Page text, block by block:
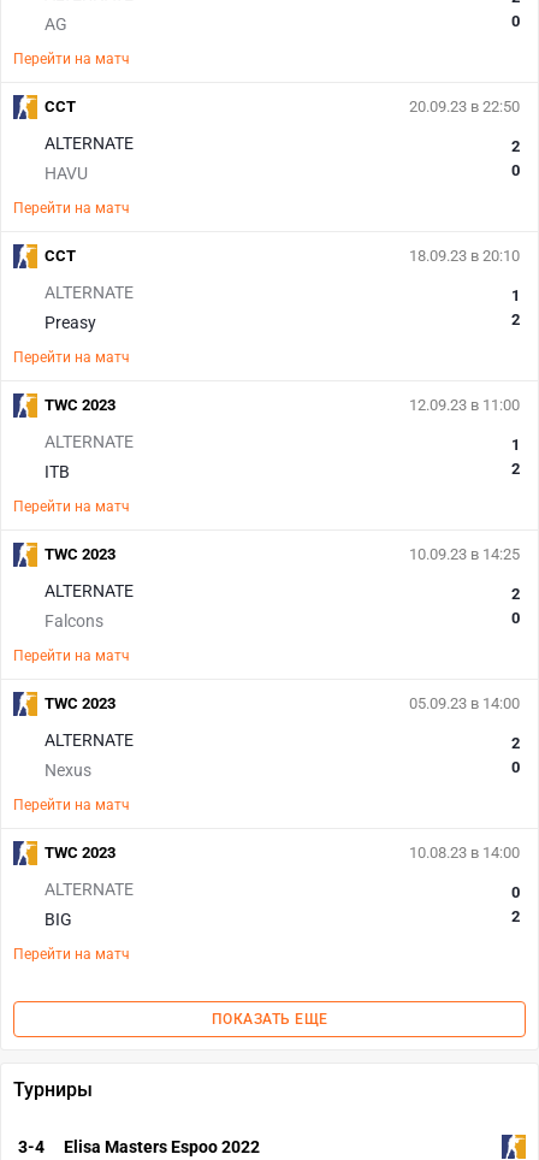
AG
0
Перейти на матч
20.09.23 в 22:50
ALTERNATE
HAVU
2
0
Перейти на матч
CCT
18.09.23 в 20:10
ALTERNATE
Preasy
1
2
Перейти на матч
CCT
12.09.23 в 11:00
ALTERNATE
ITB
1
2
Перейти на матч
TWC 2023
10.09.23 в 14:25
ALTERNATE
Falcons
2
0
Перейти на матч
TWC 2023
05.09.23 в 14:00
ALTERNATE
Nexus
2
0
Перейти на матч
TWC 2023
10.08.23 в 14:00
ALTERNATE
BIG
0
2
Перейти на матч
TWC 2023
ПОКАЗАТЬ ЕЩЕ
Турниры
3-4 Elisa Masters Espoo 2022